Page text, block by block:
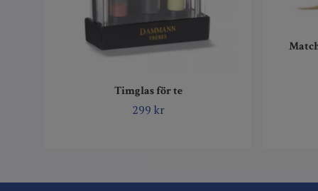
Timglas för te
299 kr